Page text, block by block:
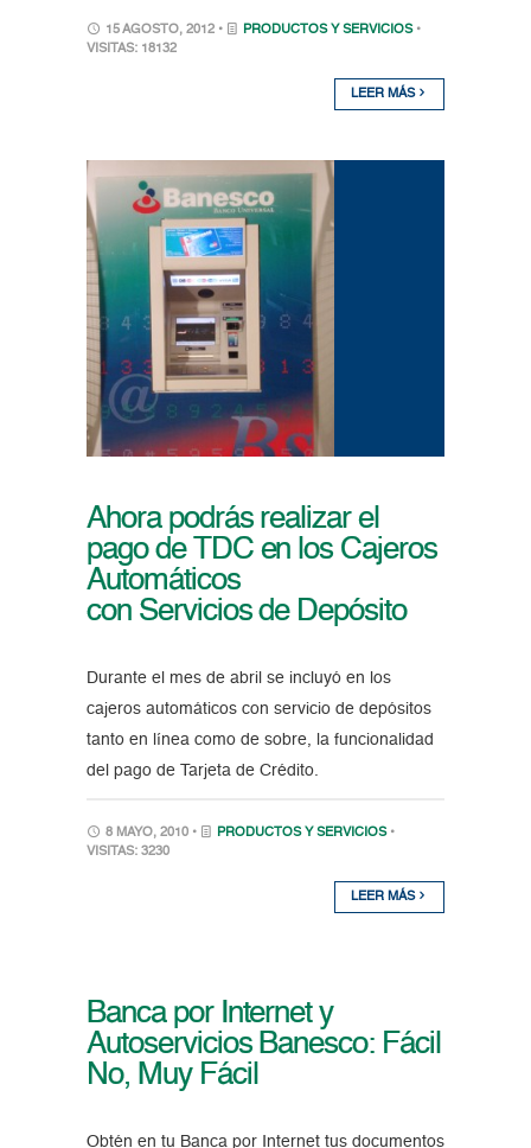
15 AGOSTO, 2012 • PRODUCTOS Y SERVICIOS •
VISITAS: 18132
LEER MÁS
Ahora podrás realizar el
pago de TDC en los Cajeros
Automáticos
con Servicios de Depósito
Durante el mes de abril se incluyó en los
cajeros automáticos con servicio de depósitos
tanto en línea como de sobre, la funcionalidad
del pago de Tarjeta de Crédito.
8 MAYO, 2010 • PRODUCTOS Y SERVICIOS •
VISITAS: 3230
LEER MÁS
Banca por Internet y
Autoservicios Banesco: Fácil
No, Muy Fácil
Obtén en tu Banca por Internet tus documentos